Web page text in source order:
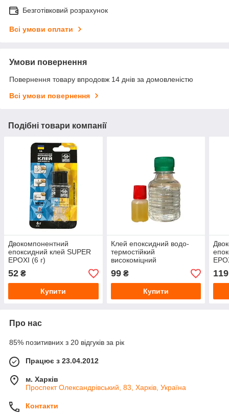
Безготівковий розрахунок
Всі умови оплати
Умови повернення
Повернення товару впродовж 14 днів за домовленістю
Всі умови повернення
Подібні товари компанії
Двокомпонентний
епоксидний клей SUPER
EPOXI (6 г)
52 ₴
Купити
Клей епоксидний водо-
термостійкий
високоміцний
«ХІМКОНТАКТ-ЭПОКСІ»
(100 мл)
99₴
Купити
119
Про нас
85% позитивних з 20 відгуків за рік
Працює з 23.04.2012
м. Харків
Проспект Олександрівський, 83, Харків, Україна
Контакти